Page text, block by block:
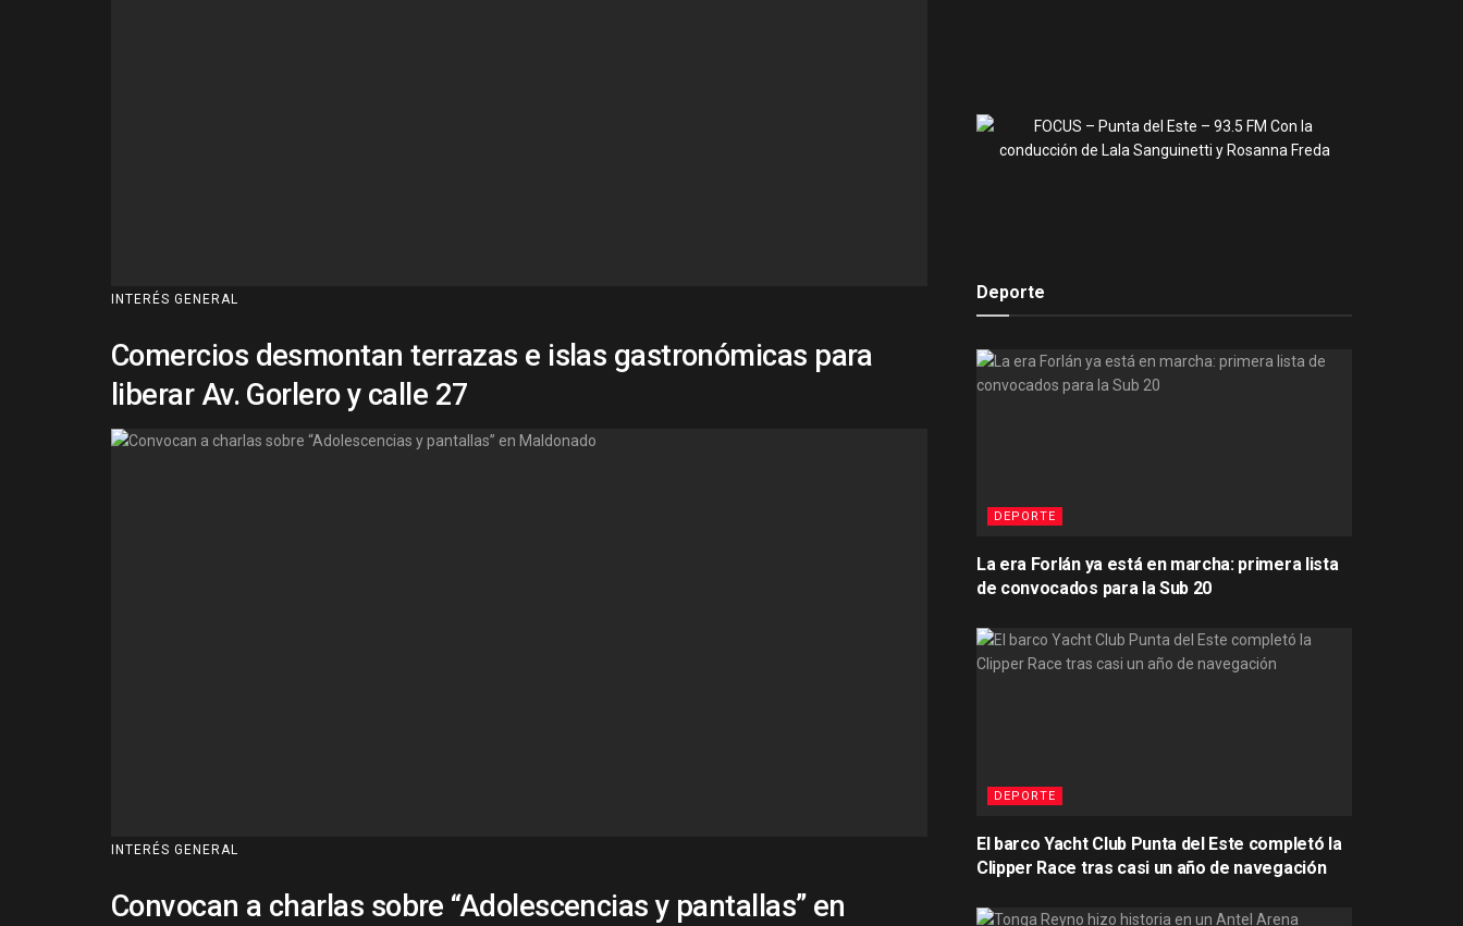
INTERÉS GENERAL
Comercios desmontan terrazas e islas gastronómicas para
liberar Av. Gorlero y calle 27
INTERÉS GENERAL
Convocan a charlas sobre “Adolescencias y pantallas” en
Deporte
DEPORTE
La era Forlán ya está en marcha: primera lista
de convocados para la Sub 20
DEPORTE
El barco Yacht Club Punta del Este completó la
Clipper Race tras casi un año de navegación